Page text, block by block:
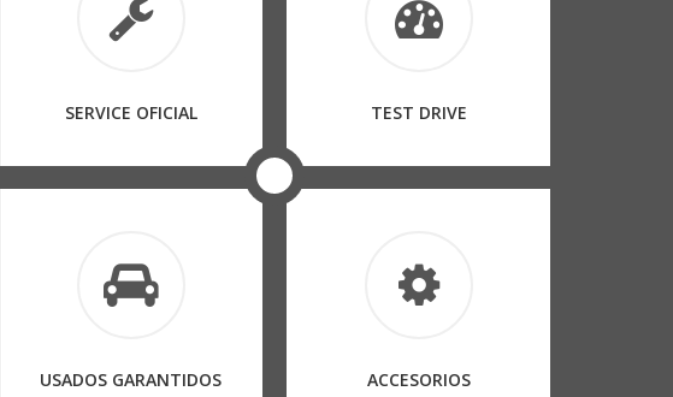
SERVICE OFICIAL TEST DRIVE
USADOS GARANTIDOS ACCESORIOS